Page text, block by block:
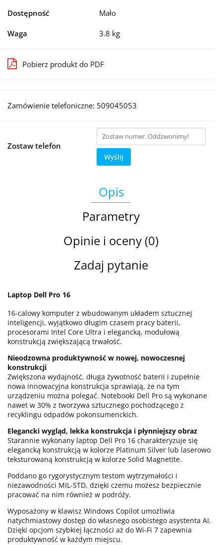
Dostępność Mało
Waga 3.8 kg
Pobierz produkt do PDF
Zamówienie telefoniczne: 509045053
Zostaw telefon
Wyślij
Opis
Parametry
Opinie i oceny (0)
Zadaj pytanie
Laptop Dell Pro 16
16-calowy komputer z wbudowanym układem sztucznej
inteligencji, wyjątkowo długim czasem pracy baterii,
procesorami Intel Core Ultra i elegancką, modułową
konstrukcją zwiększającą trwałość.
Nieodzowna produktywność w nowej, nowoczesnej
konstrukcji
Zwiększona wydajność, długa żywotność baterii i zupełnie
nowa innowacyjna konstrukcja sprawiają, że na tym
urządzeniu można polegać. Notebooki Dell Pro są wykonane
nawet w 30% z tworzywa sztucznego pochodzącego z
recyklingu odpadów pokonsumenckich.
Elegancki wygląd, lekka konstrukcja i płynniejszy obraz
Starannie wykonany laptop Dell Pro 16 charakteryzuje się
elegancką konstrukcją w kolorze Platinum Silver lub laserowo
teksturowaną konstrukcją w kolorze Solid Magnetite.
Poddano go rygorystycznym testom wytrzymałości i
niezawodności MIL-STD, dzięki czemu możesz bezpiecznie
pracować na nim również w podróży.
Wyposażony w klawisz Windows Copilot umożliwia
natychmiastowy dostęp do własnego osobistego asystenta AI.
Dzięki opcjom szybkiej łączności aż do Wi-Fi 7 zapewnia
produktywność w każdym miejscu.